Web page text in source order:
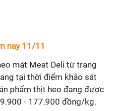
nay 11/11
mát Meat Deli từ trang
tại thời điểm khảo sát
phẩm thịt heo đang được
- 177.900 đồng/kg.